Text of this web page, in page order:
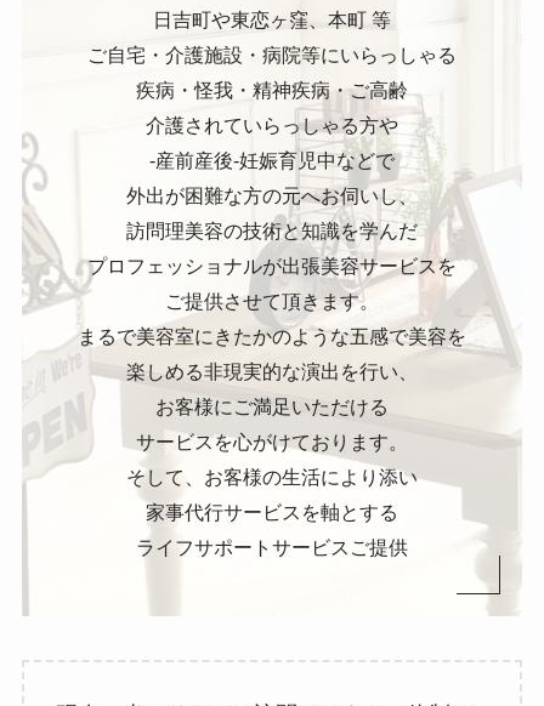
日吉町や東恋ヶ窪、本町 等
ご自宅・介護施設・病院等にいらっしゃる
疾病・怪我・精神疾病・ご高齢
介護されていらっしゃる方や
-産前産後-妊娠育児中などで
外出が困難な方の元へお伺いし、
訪問理美容の技術と知識を学んだ
プロフェッショナルが出張美容サービスを
ご提供させて頂きます。
まるで美容室にきたかのような五感で美容を
楽しめる非現実的な演出を行い、
お客様にご満足いただける
サービスを心がけております。
そして、お客様の生活により添い
家事代行サービスを軸とする
ライフサポートサービスご提供